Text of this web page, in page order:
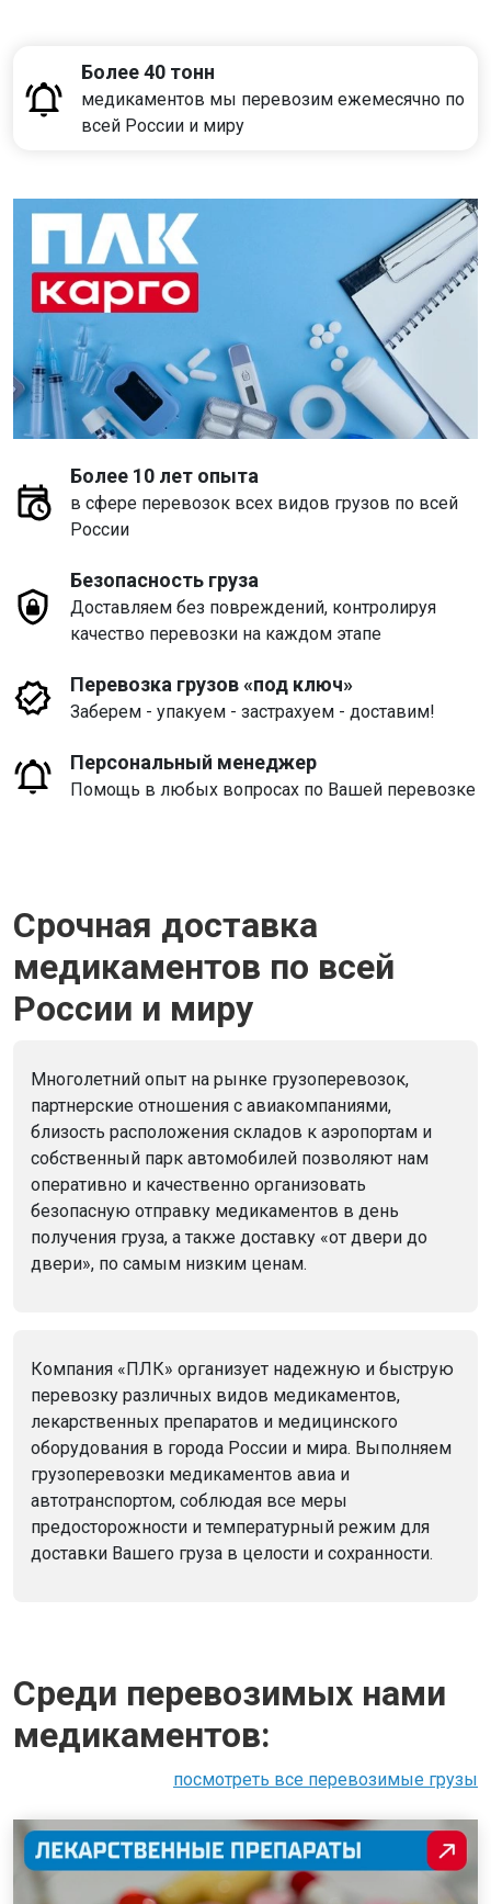
Более 40 тонн
медикаментов мы перевозим ежемесячно по
всей России и миру
Более 10 лет опыта
в сфере перевозок всех видов грузов по всей
России
Безопасность груза
Доставляем без повреждений, контролируя
качество перевозки на каждом этапе
Перевозка грузов «под ключ»
Заберем - упакуем - застрахуем - доставим!
Персональный менеджер
Помощь в любых вопросах по Вашей перевозке
Срочная доставка
медикаментов по всей
России и миру
Многолетний опыт на рынке грузоперевозок,
партнерские отношения с авиакомпаниями,
близость расположения складов к аэропортам и
собственный парк автомобилей позволяют нам
оперативно и качественно организовать
безопасную отправку медикаментов в день
получения груза, а также доставку «от двери до
двери», по самым низким ценам.
Компания «ПЛК» организует надежную и быструю
перевозку различных видов медикаментов,
лекарственных препаратов и медицинского
оборудования в города России и мира. Выполняем
грузоперевозки медикаментов авиа и
автотранспортом, соблюдая все меры
предосторожности и температурный режим для
доставки Вашего груза в целости и сохранности.
Среди перевозимых нами
медикаментов:
посмотреть все перевозимые грузы